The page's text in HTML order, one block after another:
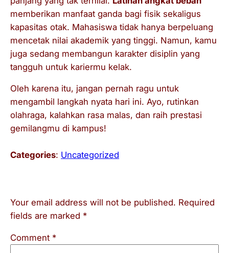
memberikan manfaat ganda bagi fisik sekaligus
kapasitas otak. Mahasiswa tidak hanya berpeluang
mencetak nilai akademik yang tinggi. Namun, kamu
juga sedang membangun karakter disiplin yang
tangguh untuk kariermu kelak.
Oleh karena itu, jangan pernah ragu untuk
mengambil langkah nyata hari ini. Ayo, rutinkan
olahraga, kalahkan rasa malas, dan raih prestasi
gemilangmu di kampus!
Categories: Uncategorized
Your email address will not be published. Required
fields are marked *
Comment *